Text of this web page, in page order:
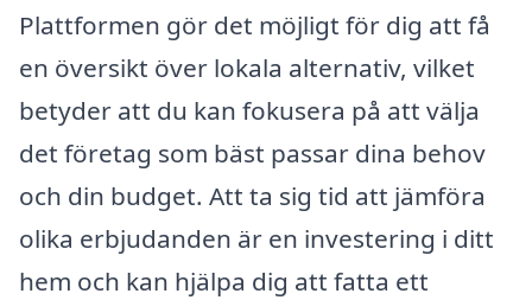
Plattformen gör det möjligt för dig att få
en översikt över lokala alternativ, vilket
betyder att du kan fokusera på att välja
det företag som bäst passar dina behov
och din budget. Att ta sig tid att jämföra
olika erbjudanden är en investering i ditt
hem och kan hjälpa dig att fatta ett